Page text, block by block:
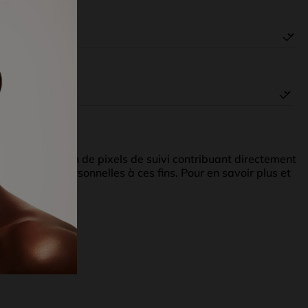
l'utilisation de pixels de suivi contribuant directement
données personnelles à ces fins. Pour en savoir plus et